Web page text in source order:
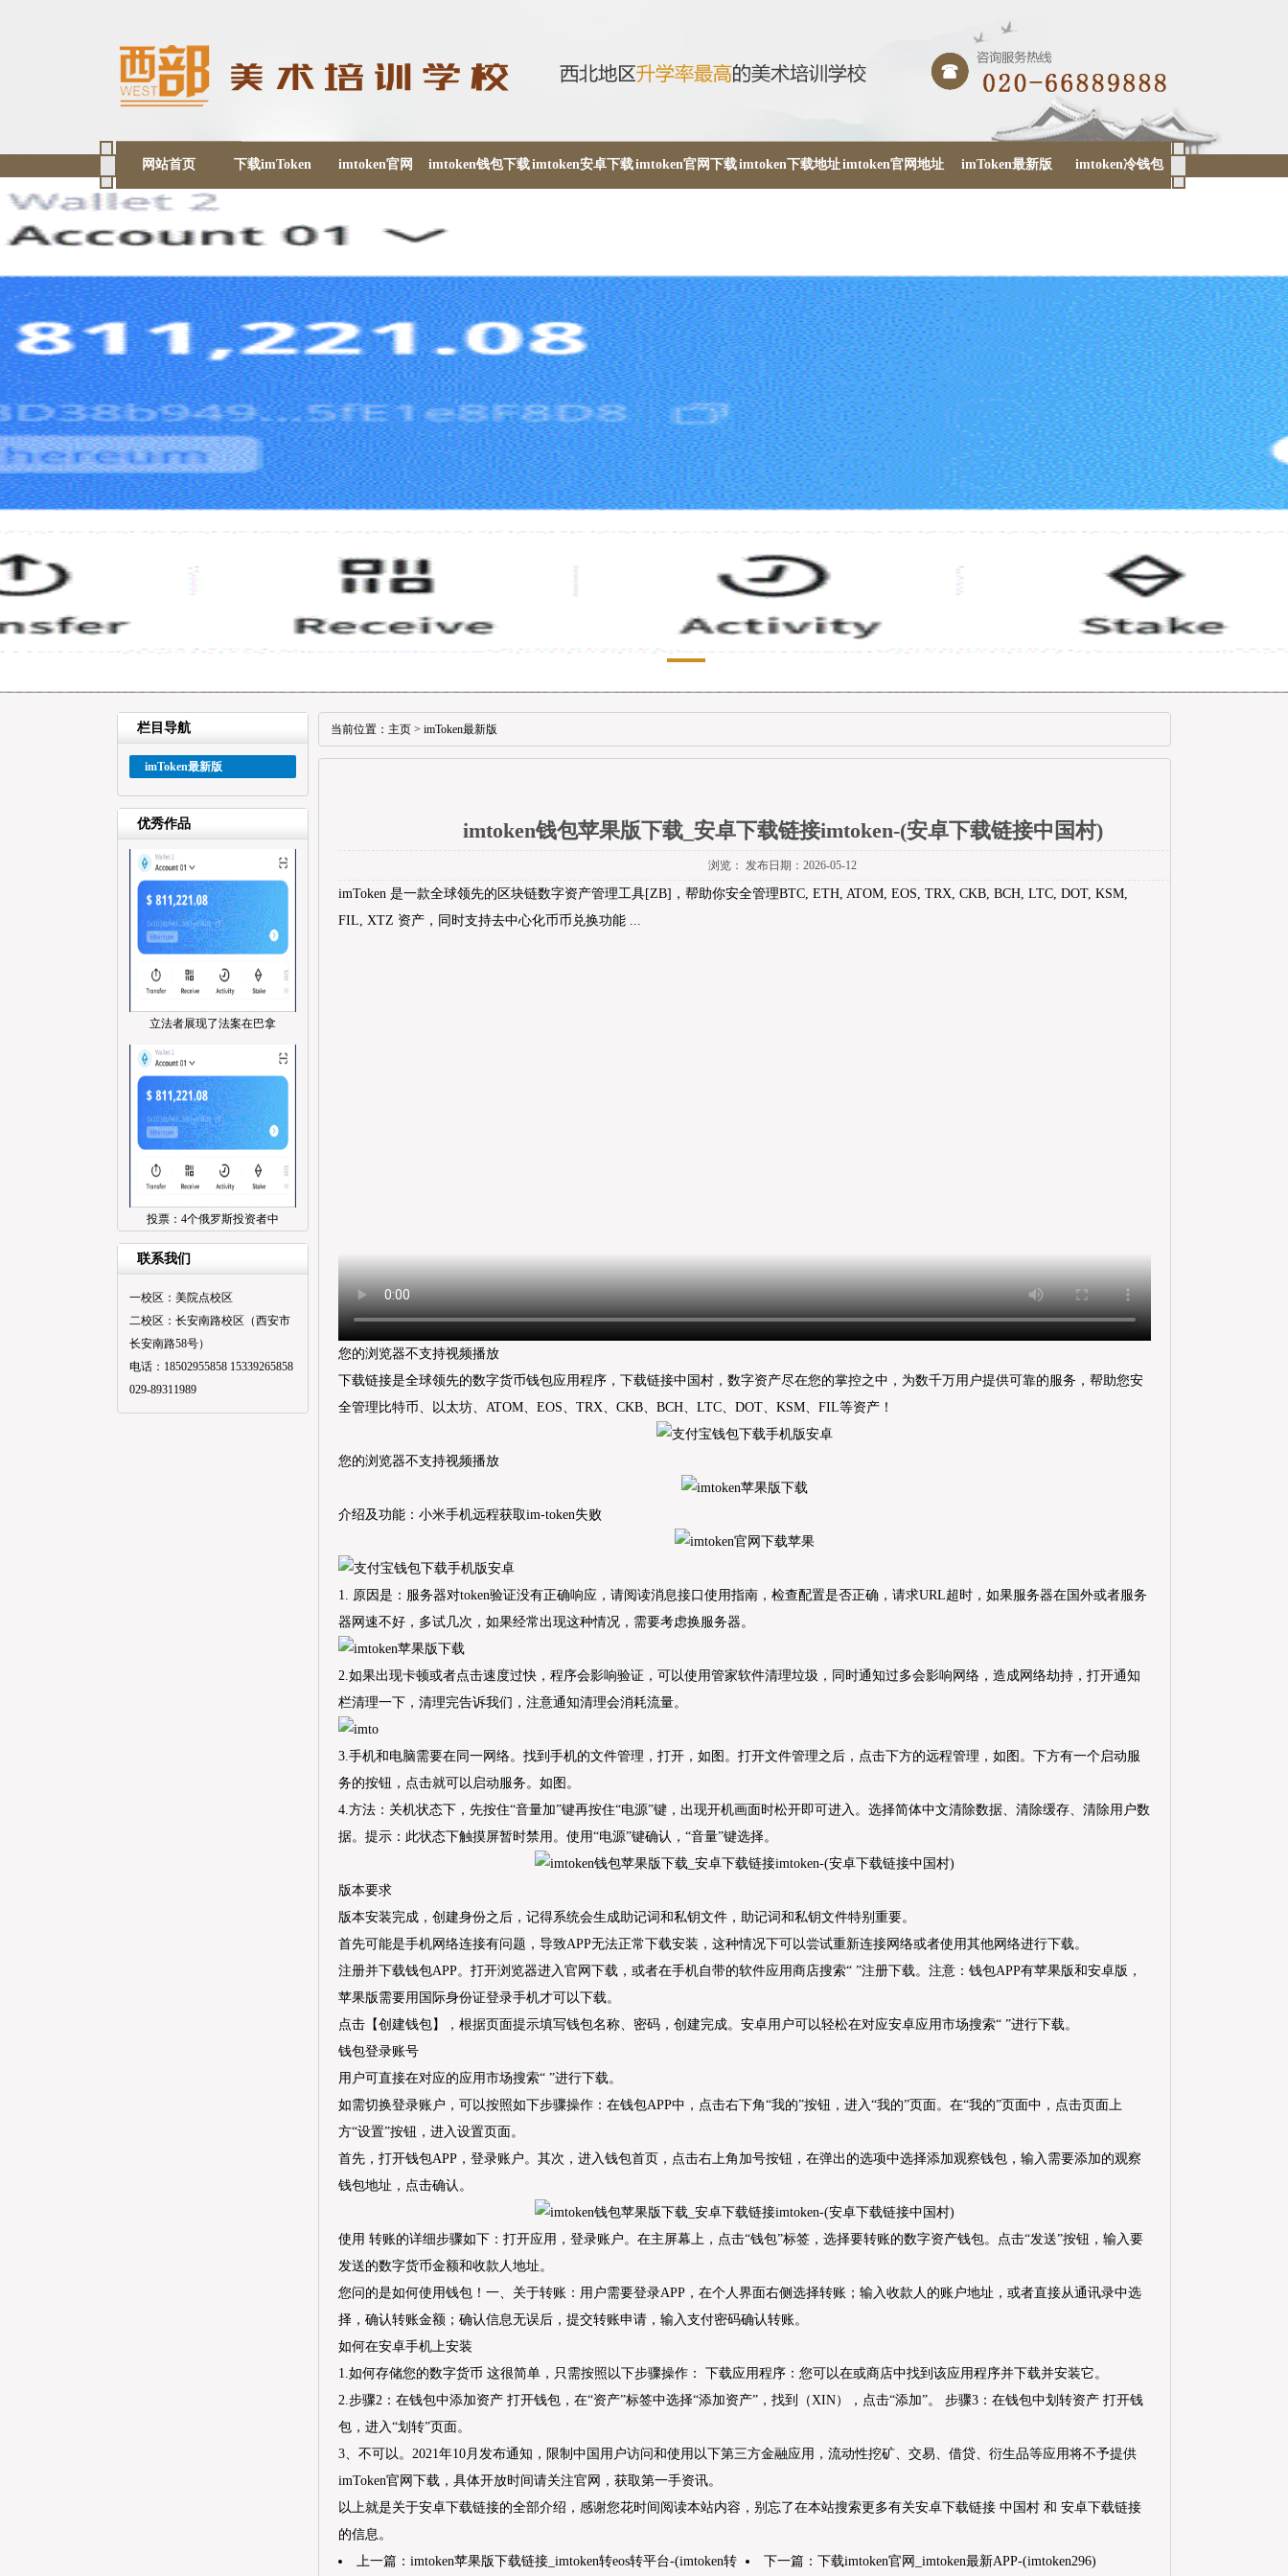
网站首页 下载imToken imtoken官网 imtoken钱包下载imtoken安卓下载imtoken官网下载imtoken下载地址imtoken官网地址 imToken最新版 imtoken冷钱包
栏目导航
imToken最新版
优秀作品
立法者展现了法案在巴拿
投票：4个俄罗斯投资者中
联系我们
一校区：美院点校区
二校区：长安南路校区（西安市
长安南路58号）
电话：18502955858 15339265858
029-89311989
当前位置： 主页 > imToken最新版
imtoken钱包苹果版下载_安卓下载链接imtoken-(安卓下载链接中国村)
浏览： 发布日期：2026-05-12
imToken 是一款全球领先的区块链数字资产管理工具[ZB]，帮助你安全管理BTC, ETH, ATOM, EOS, TRX, CKB, BCH, LTC, DOT, KSM,
FIL, XTZ 资产，同时支持去中心化币币兑换功能 ...
您的浏览器不支持视频播放
下载链接是全球领先的数字货币钱包应用程序，下载链接中国村，数字资产尽在您的掌控之中，为数千万用户提供可靠的服务，帮助您安
全管理比特币、以太坊、ATOM、EOS、TRX、CKB、BCH、LTC、DOT、KSM、FIL等资产！
您的浏览器不支持视频播放
介绍及功能：小米手机远程获取im-token失败
1. 原因是：服务器对token验证没有正确响应，请阅读消息接口使用指南，检查配置是否正确，请求URL超时，如果服务器在国外或者服务
器网速不好，多试几次，如果经常出现这种情况，需要考虑换服务器。
2.如果出现卡顿或者点击速度过快，程序会影响验证，可以使用管家软件清理垃圾，同时通知过多会影响网络，造成网络劫持，打开通知
栏清理一下，清理完告诉我们，注意通知清理会消耗流量。
3.手机和电脑需要在同一网络。找到手机的文件管理，打开，如图。打开文件管理之后，点击下方的远程管理，如图。下方有一个启动服
务的按钮，点击就可以启动服务。如图。
4.方法：关机状态下，先按住“音量加”键再按住“电源”键，出现开机画面时松开即可进入。选择简体中文清除数据、清除缓存、清除用户数
据。提示：此状态下触摸屏暂时禁用。使用“电源”键确认，“音量”键选择。
版本要求
版本安装完成，创建身份之后，记得系统会生成助记词和私钥文件，助记词和私钥文件特别重要。
首先可能是手机网络连接有问题，导致APP无法正常下载安装，这种情况下可以尝试重新连接网络或者使用其他网络进行下载。
注册并下载钱包APP。打开浏览器进入官网下载，或者在手机自带的软件应用商店搜索“ ”注册下载。注意：钱包APP有苹果版和安卓版，
苹果版需要用国际身份证登录手机才可以下载。
点击【创建钱包】，根据页面提示填写钱包名称、密码，创建完成。安卓用户可以轻松在对应安卓应用市场搜索“ ”进行下载。
钱包登录账号
用户可直接在对应的应用市场搜索“ ”进行下载。
如需切换登录账户，可以按照如下步骤操作：在钱包APP中，点击右下角“我的”按钮，进入“我的”页面。在“我的”页面中，点击页面上
方“设置”按钮，进入设置页面。
首先，打开钱包APP，登录账户。其次，进入钱包首页，点击右上角加号按钮，在弹出的选项中选择添加观察钱包，输入需要添加的观察
钱包地址，点击确认。
使用 转账的详细步骤如下：打开应用，登录账户。在主屏幕上，点击“钱包”标签，选择要转账的数字资产钱包。点击“发送”按钮，输入要
发送的数字货币金额和收款人地址。
您问的是如何使用钱包！一、关于转账：用户需要登录APP，在个人界面右侧选择转账；输入收款人的账户地址，或者直接从通讯录中选
择，确认转账金额；确认信息无误后，提交转账申请，输入支付密码确认转账。
如何在安卓手机上安装
1.如何存储您的数字货币 这很简单，只需按照以下步骤操作： 下载应用程序：您可以在或商店中找到该应用程序并下载并安装它。
2.步骤2：在钱包中添加资产 打开钱包，在“资产”标签中选择“添加资产”，找到（XIN），点击“添加”。 步骤3：在钱包中划转资产 打开钱
包，进入“划转”页面。
3、不可以。2021年10月发布通知，限制中国用户访问和使用以下第三方金融应用，流动性挖矿、交易、借贷、衍生品等应用将不予提供
imToken官网下载，具体开放时间请关注官网，获取第一手资讯。
以上就是关于安卓下载链接的全部介绍，感谢您花时间阅读本站内容，别忘了在本站搜索更多有关安卓下载链接 中国村 和 安卓下载链接
的信息。
上一篇： imtoken苹果版下载链接_imtoken转eos转平台-(imtoken转 下一篇： 下载imtoken官网_imtoken最新APP-(imtoken296)